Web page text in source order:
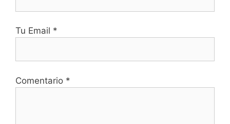
Tu Email *
Comentario *